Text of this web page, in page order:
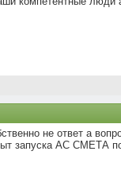
не ответ а
запуска АС СМЕТА